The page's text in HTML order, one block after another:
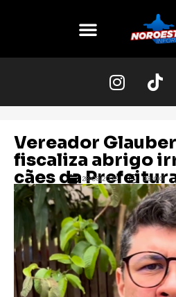
Vereador
fiscaliza abrigo
cães da28/08/2023 08:00